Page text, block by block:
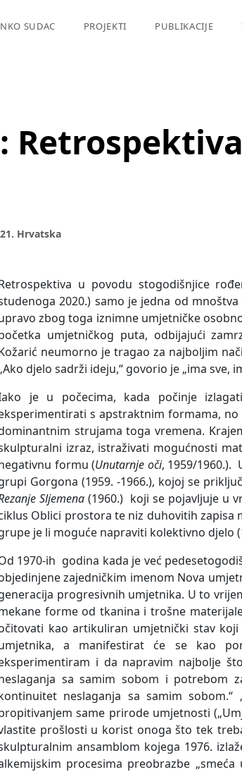
SUDAC PROJEKTI PUBLIKACIJE
Hrvatska
u povodu stogodišnjice
2020.) samo je jedna od
zbog toga iznimne umjetničke
umjetničkog puta, odbijajući
neumorno je tragao za najboljim
djelo sadrži ideju,“ govorio je „ima sve,
je u počecima, kada počinje
s apstraktnim formama,
strujama toga vremena.
izraz, istraživati mogućnosti
formu (Unutarnje oči, 1959/1960.).
Gorgona (1959. -1966.), kojoj se
Sljemena (1960.) koji se pojavljuje u
Oblici prostora te niz duhovitih
je li moguće napraviti kolektivno djelo
1970-ih godina kada je već
zajedničkim imenom Nova
progresivnih umjetnika. U to
forme od tkanina i trošne
kao artikuliran umjetnički stav
a manifestirat će se kao
i da napravim najbolje
sa samim sobom i potrebom
neslaganja sa samim
same prirode umjetnosti
prošlosti u korist onoga što tek
ansamblom kojega 1976.
procesima preobrazbe